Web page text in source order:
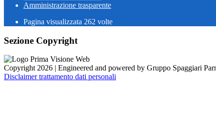
Amministrazione trasparente
Pagina visualizzata 262 volte
Sezione Copyright
Copyright 2026 | Engineered and powered by Gruppo Spaggiari
Disclaimer trattamento dati personali